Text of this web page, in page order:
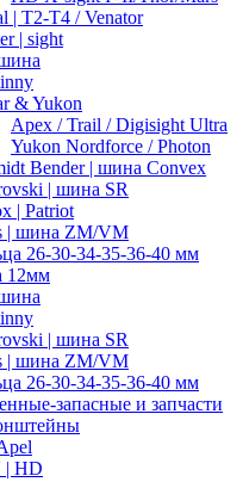
| T2-T4 / Venator
| sight
& Yukon
Apex / Trail / Digisight Ultra
Yukon Nordforce / Photon
Bender | шина Convex
| шина SR
| Patriot
| шина ZM/VM
26-30-34-35-36-40 мм
12мм
| шина SR
| шина ZM/VM
26-30-34-35-36-40 мм
запасные и запчасти
| HD